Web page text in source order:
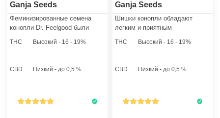
Ganja Seeds
Феминизированные семена
конопли Dr. Feelgood были
скрещивания оригинального
THC Высокий - 16 - 19%
CBD Низкий - до 0,5 %
Ganja Seeds
Шишки конопли обладают
легким и приятным
идеально подходят для
смесь тропических фруктов с
THC Высокий - 16 - 19%
CBD Низкий - до 0,5 %